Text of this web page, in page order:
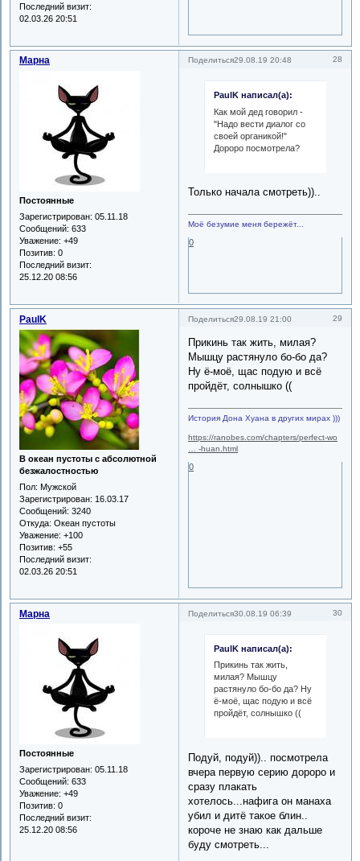
Последний визит:
02.03.26 20:51
Поделиться 28
29.08.19 20:48
Марна
Постоянные
Зарегистрирован: 05.11.18
Сообщений: 633
Уважение: +49
Позитив: 0
Последний визит:
25.12.20 08:56
PaulK написал(а):
Как мой дед говорил -
"Надо вести диалог со
своей органикой!"
Дороро посмотрела?
Только начала смотреть))..
Моё безумие меня бережёт...
0
Поделиться 29
29.08.19 21:00
PaulK
В океан пустоты с абсолютной
безжалостностью
Пол: Мужской
Зарегистрирован: 16.03.17
Сообщений: 3240
Откуда: Океан пустоты
Уважение: +100
Позитив: +55
Последний визит:
02.03.26 20:51
Прикинь так жить, милая?
Мышцу растянуло бо-бо да?
Ну ё-моё, щас подую и всё
пройдёт, солнышко ((
История Дона Хуана в других мирах )))
https://ranobes.com/chapters/perfect-wo
… -huan.html
0
Поделиться 30
30.08.19 06:39
Марна
Постоянные
Зарегистрирован: 05.11.18
Сообщений: 633
Уважение: +49
Позитив: 0
Последний визит:
25.12.20 08:56
PaulK написал(а):
Прикинь так жить,
милая? Мышцу
растянуло бо-бо да? Ну
ё-моё, щас подую и всё
пройдёт, солнышко ((
Подуй, подуй)).. посмотрела
вчера первую серию дороро и
сразу плакать
хотелось...нафига он манаха
убил и дитё такое блин..
короче не знаю как дальше
буду смотреть...